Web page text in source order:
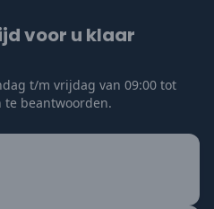
voor u klaar
t/m vrijdag van 09:00 tot
te beantwoorden.